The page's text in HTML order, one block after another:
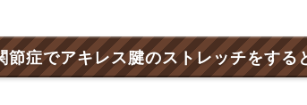
節症でアキレス腱のストレッチをす